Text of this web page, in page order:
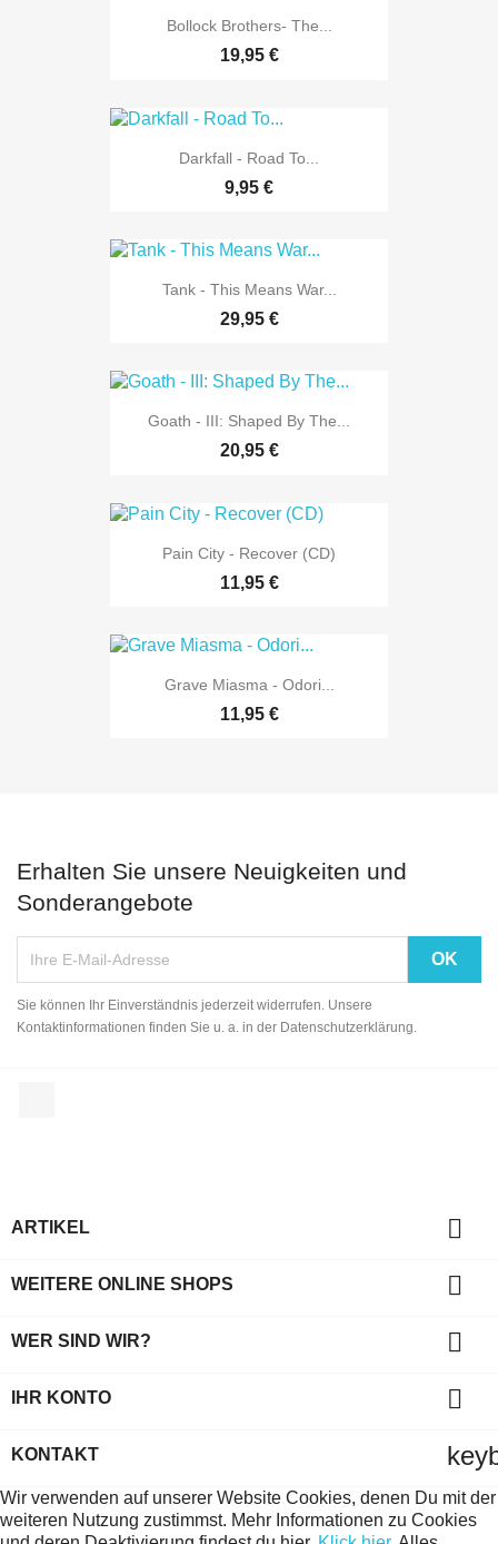
Bollock Brothers- The...
19,95 €
Darkfall - Road To...
9,95 €
Tank - This Means War...
29,95 €
Goath - III: Shaped By The...
20,95 €
Pain City - Recover (CD)
11,95 €
Grave Miasma - Odori...
11,95 €
Erhalten Sie unsere Neuigkeiten und
Sonderangebote
Sie können Ihr Einverständnis jederzeit widerrufen. Unsere
Kontaktinformationen finden Sie u. a. in der Datenschutzerklärung.
ARTIKEL 
WEITERE ONLINE SHOPS 
WER SIND WIR? 
IHR KONTO 
KONTAKT
Wir verwenden auf unserer Website Cookies, denen Du mit der
weiteren Nutzung zustimmst. Mehr Informationen zu Cookies